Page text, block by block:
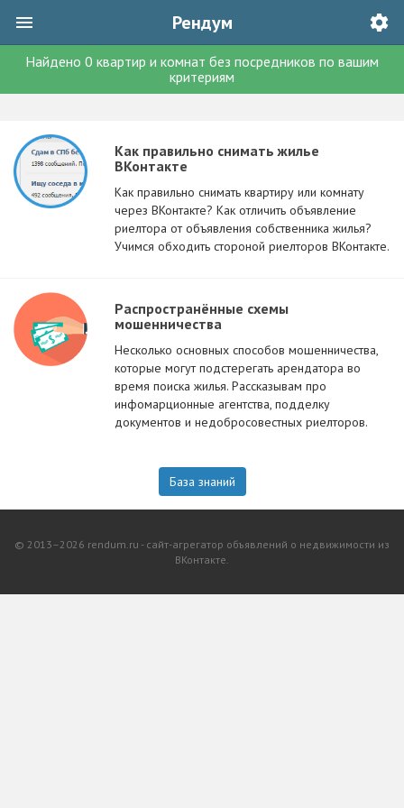
Рендум
Найдено 0 квартир и комнат без посредников по вашим
критериям
Как правильно снимать жилье
ВКонтакте
Как правильно снимать квартиру или комнату
через ВКонтакте? Как отличить объявление
риелтора от объявления собственника жилья?
Учимся обходить стороной риелторов ВКонтакте.
Распространённые схемы
мошенничества
Несколько основных способов мошенничества,
которые могут подстерегать арендатора во
время поиска жилья. Рассказывам про
инфомарционные агентства, подделку
документов и недобросовестных риелторов.
База знаний
© 2013–2026 rendum.ru - сайт-агрегатор объявлений о недвижимости из
ВКонтакте.